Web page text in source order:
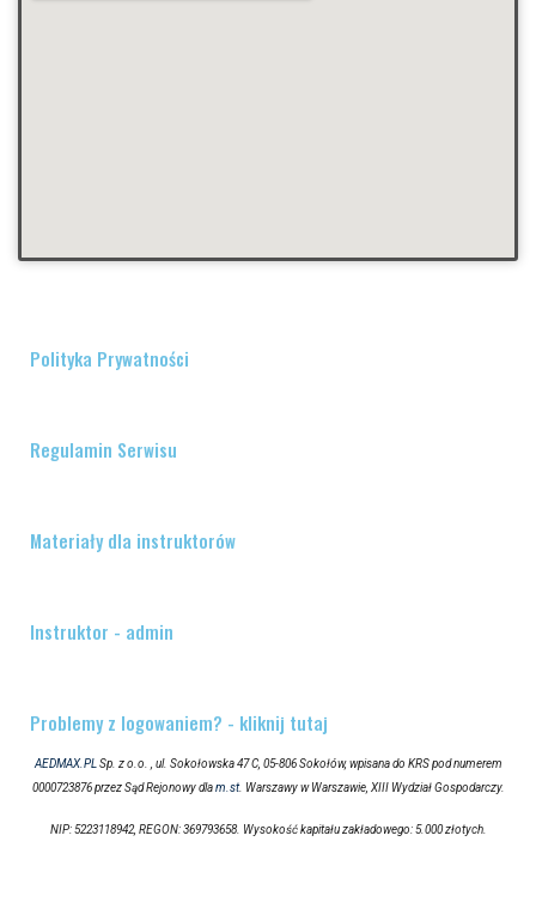
Polityka Prywatności
Regulamin Serwisu
Materiały dla instruktorów
Instruktor - admin
Problemy z logowaniem? - kliknij tutaj
AEDMAX.PL Sp. z o.o. , ul. Sokołowska 47 C, 05-806 Sokołów, wpisana do KRS pod numerem
0000723876 przez Sąd Rejonowy dlam.st. Warszawy w Warszawie, XIII Wydział Gospodarczy.
NIP: 5223118942, REGON: 369793658. Wysokość kapitału zakładowego: 5.000 złotych.